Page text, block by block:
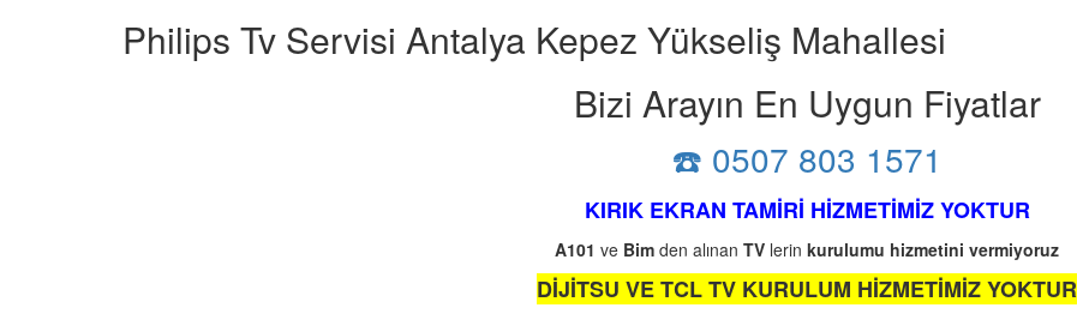
Philips Tv Servisi Antalya Kepez Yükseliş Mahallesi
Bizi Arayın En Uygun Fiyatlar
☎️ 0507 803 1571
KIRIK EKRAN TAMİRİ HİZMETİMİZ YOKTUR
A101 ve Bim den alınan TV lerin kurulumu hizmetini vermiyoruz
DİJİTSU VE TCL TV KURULUM HİZMETİMİZ YOKTUR